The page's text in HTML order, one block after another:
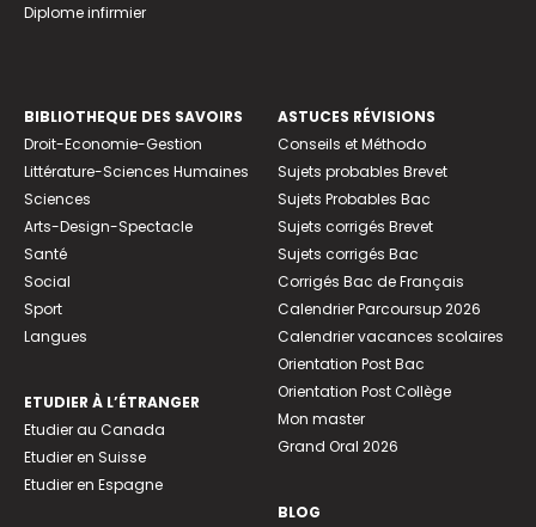
Diplome infirmier
BIBLIOTHEQUE DES SAVOIRS
Droit-Economie-Gestion
Littérature-Sciences Humaines
Sciences
Arts-Design-Spectacle
Santé
Social
Sport
Langues
ETUDIER À L’ÉTRANGER
Etudier au Canada
Etudier en Suisse
Etudier en Espagne
ASTUCES RÉVISIONS
Conseils et Méthodo
Sujets probables Brevet
Sujets Probables Bac
Sujets corrigés Brevet
Sujets corrigés Bac
Corrigés Bac de Français
Calendrier Parcoursup 2026
Calendrier vacances scolaires
Orientation Post Bac
Orientation Post Collège
Mon master
Grand Oral 2026
BLOG